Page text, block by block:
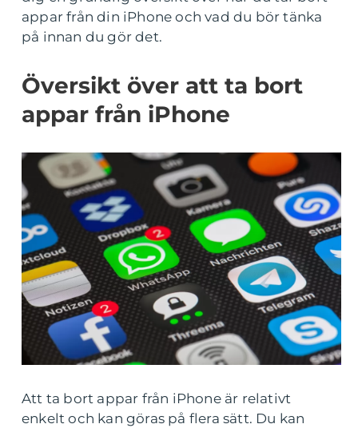
appar från din iPhone och vad du bör tänka
på innan du gör det.
Översikt över att ta bort
appar från iPhone
Att ta bort appar från iPhone är relativt
enkelt och kan göras på flera sätt. Du kan